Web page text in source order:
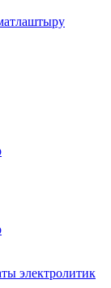
электролитик